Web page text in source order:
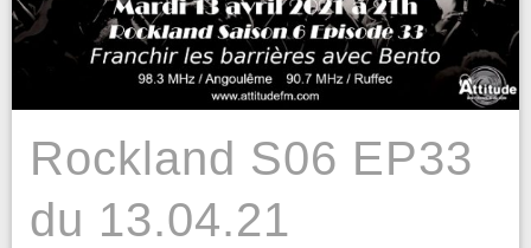
Rockland S06 EP33
du 13.04.21